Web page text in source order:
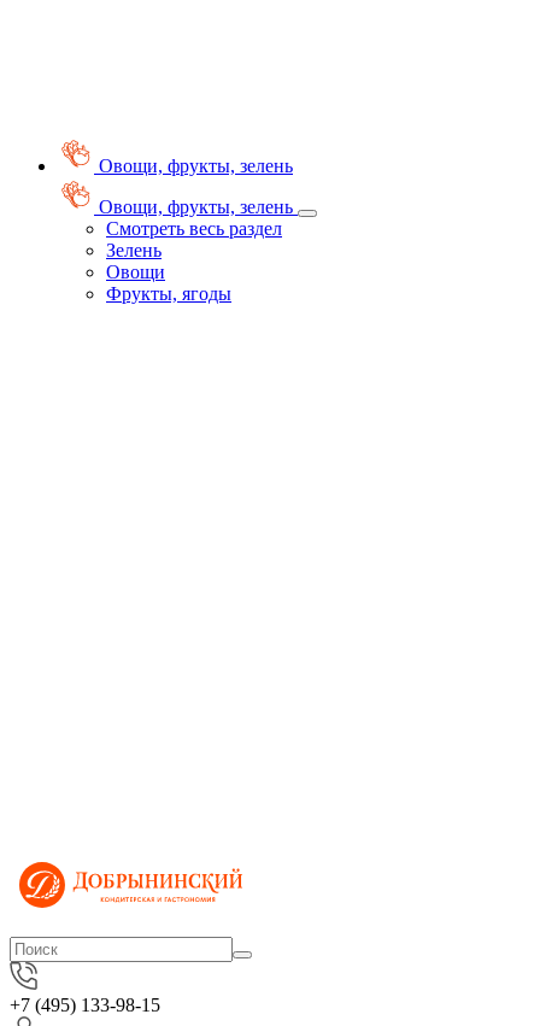
Овощи, фрукты, зелень
Овощи, фрукты, зелень
Смотреть весь раздел
Зелень
Овощи
Фрукты, ягоды
+7 (495) 133-98-15